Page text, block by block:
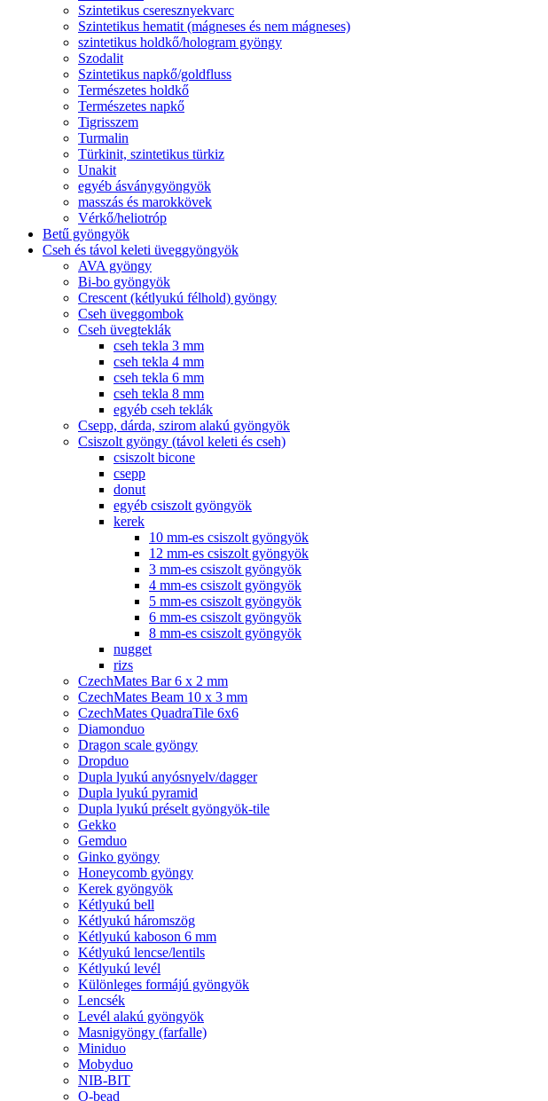
Szintetikus cseresznyekvarc
Szintetikus hematit (mágneses és nem mágneses)
szintetikus holdkő/hologram gyöngy
Szodalit
Szintetikus napkő/goldfluss
Természetes holdkő
Természetes napkő
Tigrisszem
Turmalin
Türkinit, szintetikus türkiz
Unakit
egyéb ásványgyöngyök
masszás és marokkövek
Vérkő/heliotróp
Betű gyöngyök
Cseh és távol keleti üveggyöngyök
AVA gyöngy
Bi-bo gyöngyök
Crescent (kétlyukú félhold) gyöngy
Cseh üveggombok
Cseh üvegteklák
cseh tekla 3 mm
cseh tekla 4 mm
cseh tekla 6 mm
cseh tekla 8 mm
egyéb cseh teklák
Csepp, dárda, szirom alakú gyöngyök
Csiszolt gyöngy (távol keleti és cseh)
csiszolt bicone
csepp
donut
egyéb csiszolt gyöngyök
kerek
10 mm-es csiszolt gyöngyök
12 mm-es csiszolt gyöngyök
3 mm-es csiszolt gyöngyök
4 mm-es csiszolt gyöngyök
5 mm-es csiszolt gyöngyök
6 mm-es csiszolt gyöngyök
8 mm-es csiszolt gyöngyök
nugget
rizs
CzechMates Bar 6 x 2 mm
CzechMates Beam 10 x 3 mm
CzechMates QuadraTile 6x6
Diamonduo
Dragon scale gyöngy
Dropduo
Dupla lyukú anyósnyelv/dagger
Dupla lyukú pyramid
Dupla lyukú préselt gyöngyök-tile
Gekko
Gemduo
Ginko gyöngy
Honeycomb gyöngy
Kerek gyöngyök
Kétlyukú bell
Kétlyukú háromszög
Kétlyukú kaboson 6 mm
Kétlyukú lencse/lentils
Kétlyukú levél
Különleges formájú gyöngyök
Lencsék
Levél alakú gyöngyök
Masnigyöngy (farfalle)
Miniduo
Mobyduo
NIB-BIT
O-bead